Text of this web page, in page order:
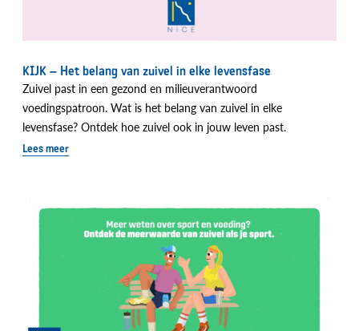
KIJK – Het belang van zuivel in elke levensfase
Zuivel past in een gezond en milieuverantwoord
voedingspatroon. Wat is het belang van zuivel in elke
levensfase? Ontdek hoe zuivel ook in jouw leven past.
Lees meer